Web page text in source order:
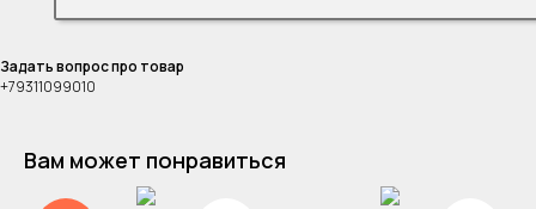
Задать вопрос про товар
+79311099010
Вам может понравиться